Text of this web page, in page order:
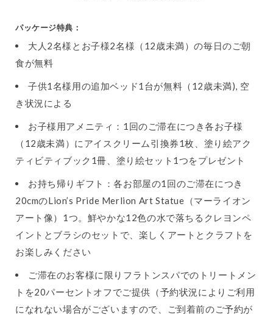
パッケージ特典：
大人2名様とお子様2名様（12歳未満）の毎日のご朝
食が無料
子供1名様用の追加ベッド1台が無料（12歳未満), 空
き状況による
お子様用アメニティ：1回のご滞在につき各お子様
（12歳未満）にアイスクリーム引換券1枚、塗り絵アク
ティビティブック1冊、塗り絵セット1つをプレゼント
お持ち帰りギフト：各お部屋の1回のご滞在につき
20cmのLion’s Pride Merlion Art Statue（マーライオン
アート像）1つ。鮮やかな12色の水で落ちるクレヨンペ
イントとブラシのセットで、楽しくアートとクラフトを
お楽しみください
ご滞在のお客様に限りフラトンスパでのトリートメン
トを20パーセントオフでご提供（予約状況によりご利用
になれない場合がございますので、ご到着前のご予約が